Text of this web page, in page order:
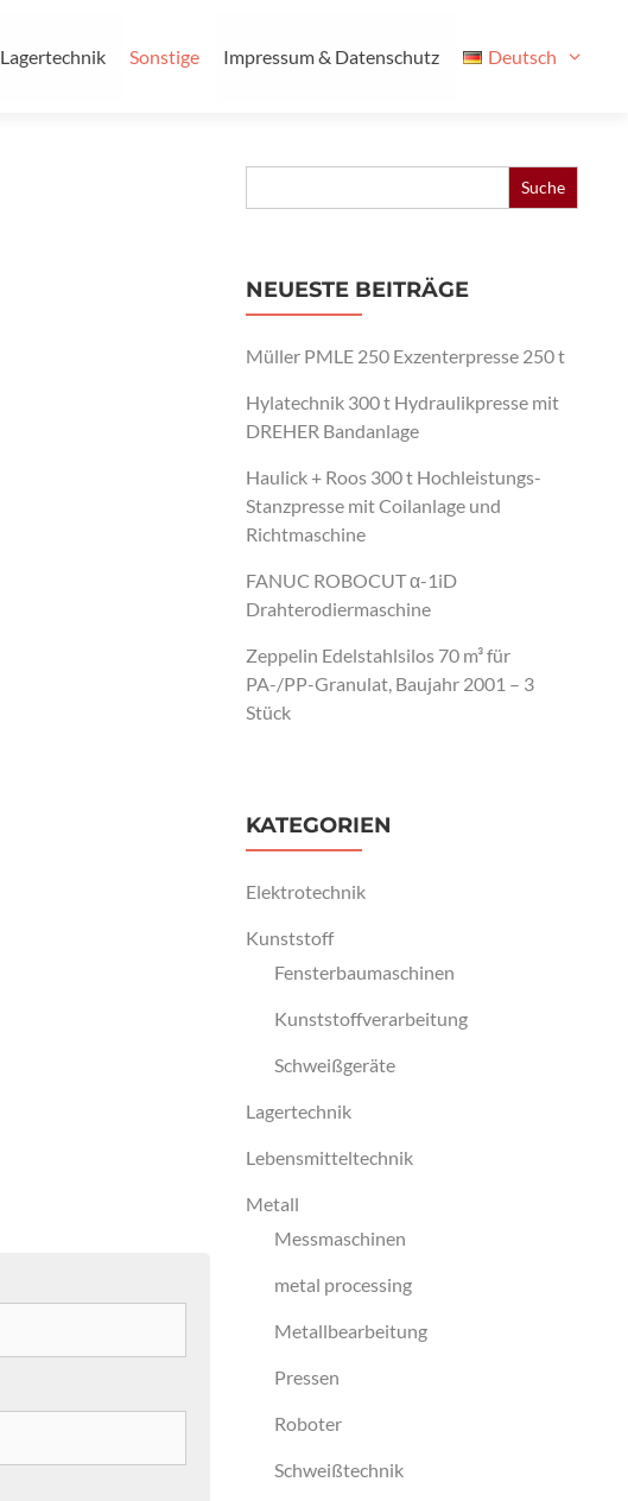
Lagertechnik Sonstige Impressum & Datenschutz Deutsch
Search
NEUESTE BEITRÄGE
Müller PMLE 250 Exzenterpresse 250 t
Hylatechnik 300 t Hydraulikpresse mit
DREHER Bandanlage
Haulick + Roos 300 t Hochleistungs-
Stanzpresse mit Coilanlage und
Richtmaschine
FANUC ROBOCUT α-1iD
Drahterodiermaschine
Zeppelin Edelstahlsilos 70 m³ für
PA-/PP-Granulat, Baujahr 2001 – 3
Stück
KATEGORIEN
Elektrotechnik
Kunststoff
Fensterbaumaschinen
Kunststoffverarbeitung
Schweißgeräte
Lagertechnik
Lebensmitteltechnik
Metall
Messmaschinen
metal processing
Metallbearbeitung
Pressen
Roboter
Schweißtechnik